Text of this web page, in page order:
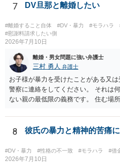
7 DV旦那と離婚したい
#離婚すること自体 #DV・暴力 #モラハラ
#慰謝料請求したい側
2026年7月10日
離婚・男女問題に強い弁護士
三村 勇人 弁護士
お子様が暴力を受けたことがある又
警察に連絡をしてください。 それは
ない親の最低限の義務です。 住む場
場所を特定されないような措置も行
は離婚が認められにくいですが、暴
れます。 暴力を受けた際に、警察を
十分です。それ以外は必要ありません
いのであれば、暴力を待つ必要はあ
8 彼氏の暴力と精神的苦痛
#DV・暴力 #性格の不一致 #モラハラ #借
2026年7月10日